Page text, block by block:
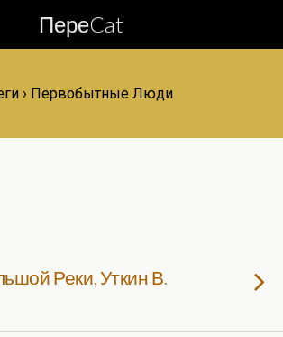
ПереCat
› Первобытные Люди
Реки, Уткин В.